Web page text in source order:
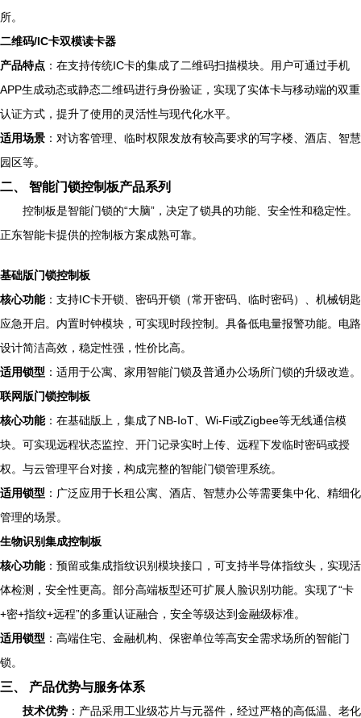
所。
二维码/IC卡双模读卡器
产品特点 ：在支持传统IC卡的集成了二维码扫描模块。用户可通过手机
APP生成动态或静态二维码进行身份验证，实现了实体卡与移动端的双重
认证方式，提升了使用的灵活性与现代化水平。
适用场景 ：对访客管理、临时权限发放有较高要求的写字楼、酒店、智慧
园区等。
二、 智能门锁控制板产品系列
控制板是智能门锁的“大脑”，决定了锁具的功能、安全性和稳定性。
正东智能卡提供的控制板方案成熟可靠。
基础版门锁控制板
核心功能：支持IC卡开锁、密码开锁（常开密码、临时密码）、机械钥匙
应急开启。内置时钟模块，可实现时段控制。具备低电量报警功能。电路
设计简洁高效，稳定性强，性价比高。
适用锁型 ：适用于公寓、家用智能门锁及普通办公场所门锁的升级改造。
联网版门锁控制板
核心功能：在基础版上，集成了NB-IoT、Wi-Fi或Zigbee等无线通信模
块。可实现远程状态监控、开门记录实时上传、远程下发临时密码或授
权。与云管理平台对接，构成完整的智能门锁管理系统。
适用锁型 ：广泛应用于长租公寓、酒店、智慧办公等需要集中化、精细化
管理的场景。
生物识别集成控制板
核心功能：预留或集成指纹识别模块接口，可支持半导体指纹头，实现活
体检测，安全性更高。部分高端板型还可扩展人脸识别功能。实现了“卡
+密+指纹+远程”的多重认证融合，安全等级达到金融级标准。
适用锁型 ：高端住宅、金融机构、保密单位等高安全需求场所的智能门
锁。
三、 产品优势与服务体系
技术优势 ：产品采用工业级芯片与元器件，经过严格的高低温、老化